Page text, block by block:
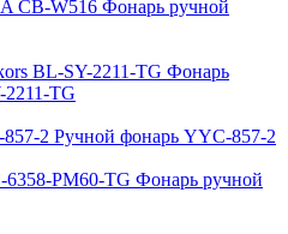
Фонарь ручной
Фонарь
TG
Ручной фонарь YYC-857-2
Фонарь ручной